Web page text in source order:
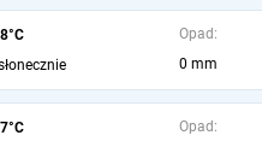
Opad:
0 mm
Opad: